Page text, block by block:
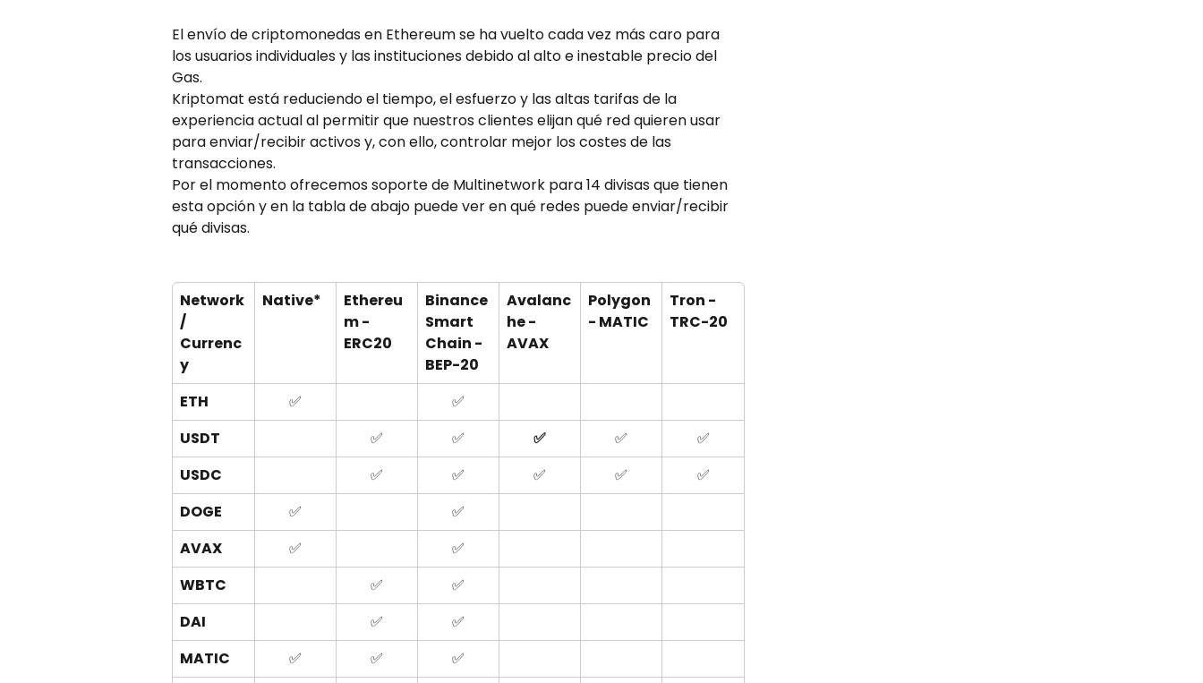
El envío de criptomonedas en Ethereum se ha vuelto cada vez más caro para
los usuarios individuales y las instituciones debido al alto e inestable precio del
Gas.
Kriptomat está reduciendo el tiempo, el esfuerzo y las altas tarifas de la
experiencia actual al permitir que nuestros clientes elijan qué red quieren usar
para enviar/recibir activos y, con ello, controlar mejor los costes de las
transacciones.
Por el momento ofrecemos soporte de Multinetwork para 14 divisas que tienen
esta opción y en la tabla de abajo puede ver en qué redes puede enviar/recibir
qué divisas.
Network
/
Currenc
y
Native*
Ethereu
m -
ERC20
Binance
Smart
Chain -
BEP-20
Avalanc
he -
AVAX
Polygon
- MATIC
Tron -
TRC-20
ETH ✅
✅
USDT
✅ ✅ ✅ ✅
✅
USDC
✅ ✅ ✅ ✅
✅
DOGE
✅
✅
AVAX
✅
✅
WBTC
✅
✅
DAI
✅
✅
MATIC
✅ ✅
✅